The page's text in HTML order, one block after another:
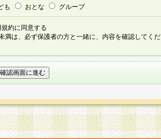
会員登録希望者の自由な意思で提 供いただいたも
希望者が自らの個人情報の提供を希望されない場
いたしません が、提供されないことによって、当
だけない場合がありますことを予めご了承くださ
る個人情報の開示・訂正・追加・ 利用停止等を求
が当社にて確認できた場合に限り、法令に準拠し
社所定の登録手続きを全て完了し、当社が承認した
も おとな グループ
規約に同意する
満は、必ず保護者の方と一緒に、内容を確認してくだ